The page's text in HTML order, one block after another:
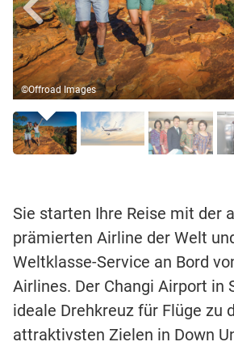
©Offroad Images
Sie starten Ihre Reise mit der
prämierten Airline der Welt
Weltklasse-Service an Bord
Airlines. Der Changi Airport in
ideale Drehkreuz für Flüge zu
attraktivsten Zielen in Down